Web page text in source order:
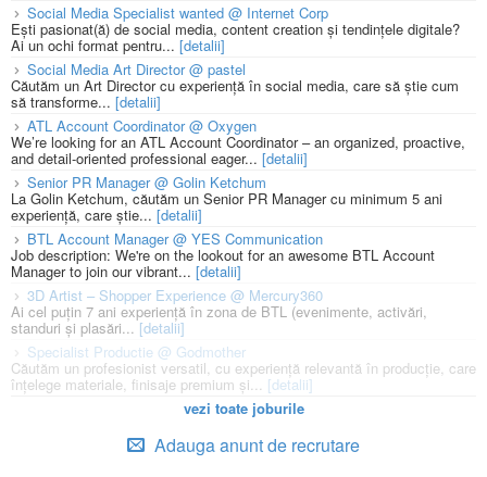
Social Media Specialist wanted @ Internet Corp
Ești pasionat(ă) de social media, content creation și tendințele digitale?
Ai un ochi format pentru... [detalii]
Social Media Art Director @ pastel
Căutăm un Art Director cu experiență în social media, care să știe cum
să transforme... [detalii]
ATL Account Coordinator @ Oxygen
We’re looking for an ATL Account Coordinator – an organized, proactive,
and detail-oriented professional eager... [detalii]
Senior PR Manager @ Golin Ketchum
La Golin Ketchum, căutăm un Senior PR Manager cu minimum 5 ani
experiență, care știe... [detalii]
BTL Account Manager @ YES Communication
Job description: We're on the lookout for an awesome BTL Account
Manager to join our vibrant... [detalii]
3D Artist – Shopper Experience @ Mercury360
Ai cel puțin 7 ani experiență în zona de BTL (evenimente, activări,
standuri și plasări... [detalii]
Specialist Productie @ Godmother
Căutăm un profesionist versatil, cu experiență relevantă în producție, care
înțelege materiale, finisaje premium și... [detalii]
vezi toate joburile
Adauga anunt de recrutare